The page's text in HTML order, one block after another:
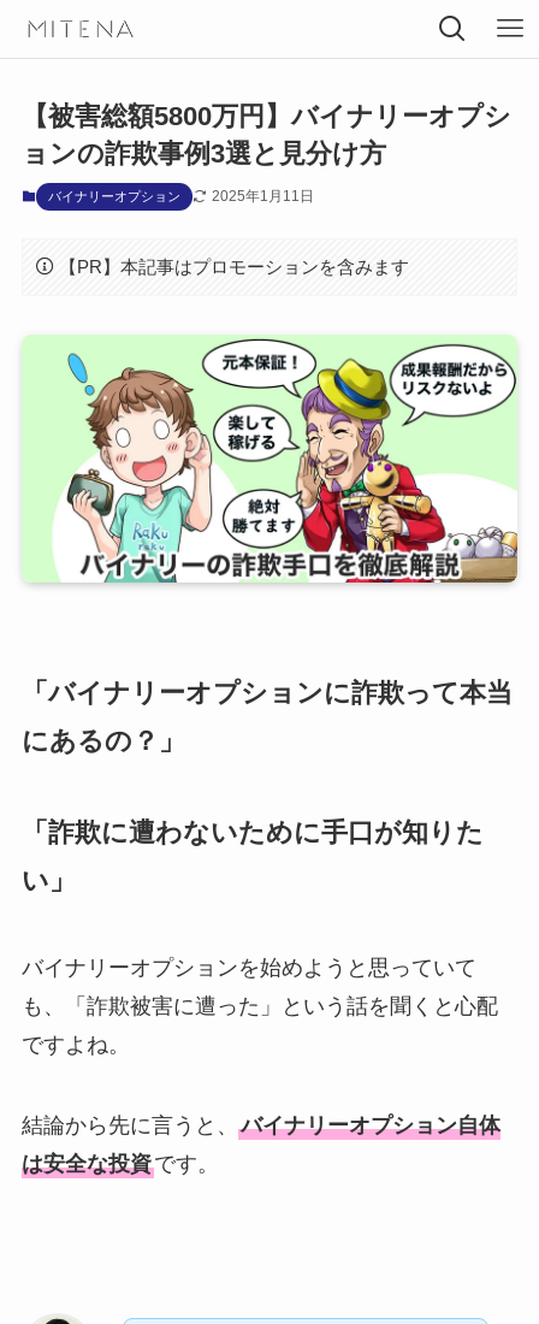
【被害総額5800万円】バイナリーオプシ
ョンの詐欺事例3選と見分け方
バイナリーオプション 2025年1月11日
【PR】本記事はプロモーションを含みます
「バイナリーオプションに詐欺って本当
にあるの？」
「詐欺に遭わないために手口が知りた
い」
バイナリーオプションを始めようと思っていて
も、「詐欺被害に遭った」という話を聞くと心配
ですよね。
結論から先に言うと、 バイナリーオプション自体
は安全な投資です。